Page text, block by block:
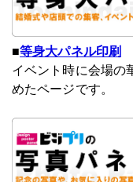
■等身大パネル印刷
イベント時に会場の
めたページです。